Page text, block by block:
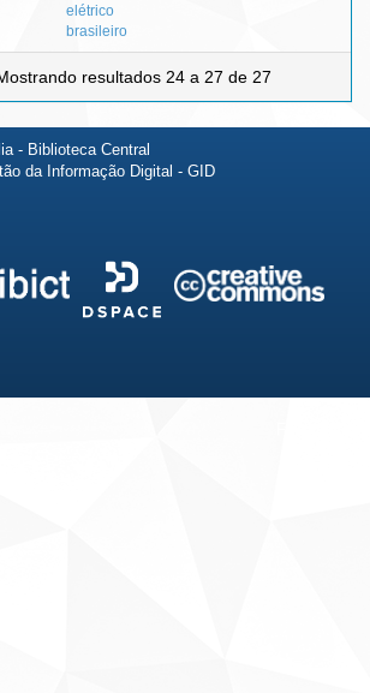
elétrico
brasileiro
resultados 24 a 27 de 27
- Biblioteca Central
da Informação Digital - GID